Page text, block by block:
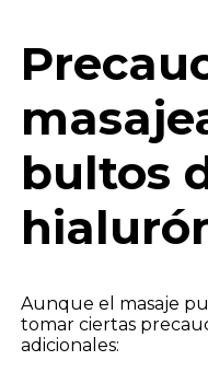
bultos
Aunque el masaje
tomar ciertas
adicionales: